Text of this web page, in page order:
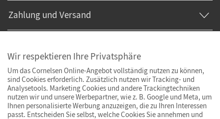
Zahlung und Versand
Wir respektieren Ihre Privatsphäre
Um das Cornelsen Online-Angebot vollständig nutzen zu können,
sind Cookies erforderlich. Zusätzlich nutzen wir Tracking- und
Analysetools. Marketing Cookies und andere Trackingtechniken
nutzen wir und unsere Werbepartner, wie z. B. Google und Meta, um
Ihnen personalisierte Werbung anzuzeigen, die zu Ihren Interessen
passt. Entscheiden Sie selbst, welche Cookies Sie annehmen und